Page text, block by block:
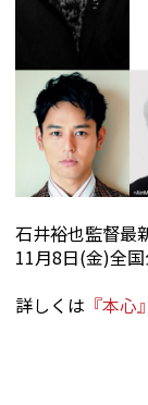
石井裕也監督最
11月8日(金)全国
詳しくは 『本